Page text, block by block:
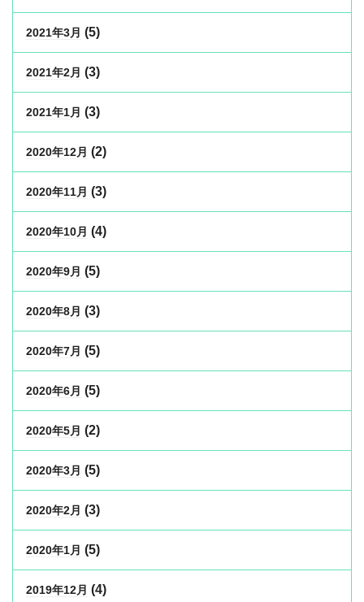
2021年3月 (5)
2021年2月 (3)
2021年1月 (3)
2020年12月 (2)
2020年11月 (3)
2020年10月 (4)
2020年9月 (5)
2020年8月 (3)
2020年7月 (5)
2020年6月 (5)
2020年5月 (2)
2020年3月 (5)
2020年2月 (3)
2020年1月 (5)
2019年12月 (4)